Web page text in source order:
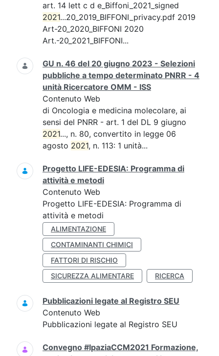
art. 14 lett c d e_Biffoni_2021_signed
2021...20_2019_BIFFONI_privacy.pdf 2019
Art-20_2020_BIFFONI 2020
Art.-20_2021_BIFFONI...
GU n. 46 del 20 giugno 2023 - Selezioni
pubbliche a tempo determinato PNRR - 4
unità Ricercatore OMM - ISS
Contenuto Web
di Oncologia e medicina molecolare, ai
sensi del PNRR - art. 1 del DL 9 giugno
2021..., n. 80, convertito in legge 06
agosto 2021, n. 113: 1 unità...
Progetto LIFE-EDESIA: Programma di
attività e metodi
Contenuto Web
Progetto LIFE-EDESIA: Programma di
attività e metodi
ALIMENTAZIONE
CONTAMINANTI CHIMICI
FATTORI DI RISCHIO
SICUREZZA ALIMENTARE
RICERCA
Pubblicazioni legate al Registro SEU
Contenuto Web
Pubblicazioni legate al Registro SEU
Convegno #IpaziaCCM2021 Formazione,